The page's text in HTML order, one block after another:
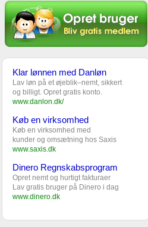
Klar lønnen med Danløn
Lav løn på et øjeblik–nemt, sikkert
og billigt. Opret gratis konto.
www.danlon.dk/
Køb en virksomhed
Køb en virksomhed med
kunder og omsætning hos Saxis
www.saxis.dk
Dinero Regnskabsprogram
Opret nemt og hurtigt fakturaer
Lav gratis bruger på Dinero i dag
www.dinero.dk